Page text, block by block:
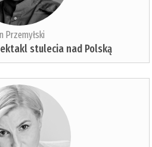
Przemyłski
stulecia nad Polską